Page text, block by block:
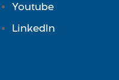
Youtube
LinkedIn